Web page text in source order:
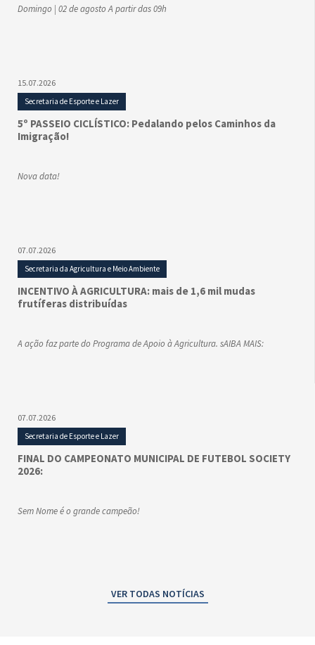
Domingo | 02 de agosto A partir das 09h
15.07.2026
Secretaria de Esporte e Lazer
5º PASSEIO CICLÍSTICO: Pedalando pelos Caminhos da
Imigração!
Nova data!
07.07.2026
Secretaria da Agricultura e Meio Ambiente
INCENTIVO À AGRICULTURA: mais de 1,6 mil mudas
frutíferas distribuídas
A ação faz parte do Programa de Apoio à Agricultura. sAIBA MAIS:
07.07.2026
Secretaria de Esporte e Lazer
FINAL DO CAMPEONATO MUNICIPAL DE FUTEBOL SOCIETY
2026:
Sem Nome é o grande campeão!
VER TODAS NOTÍCIAS